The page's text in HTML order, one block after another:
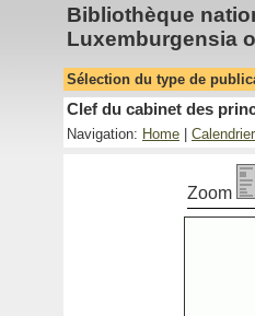
Bibliothèque
Luxemburgensia
Sélection du type de
Clef du cabinet des
Navigation: Home Calendrier
Zoom